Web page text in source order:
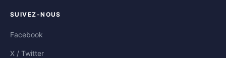
SUIVEZ-NOUS
Facebook
X / Twitter